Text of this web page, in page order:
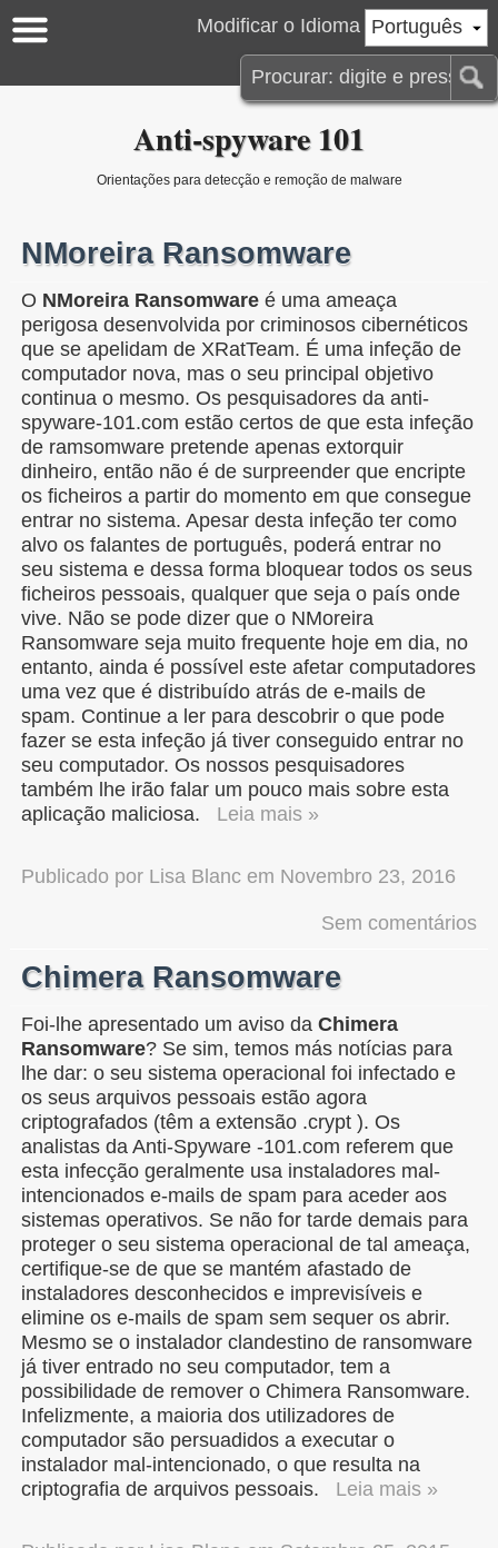
Português
Modificar o Idioma
Anti-spyware 101
Orientações para detecção e remoção de malware
NMoreira Ransomware
O NMoreira Ransomware é uma ameaça
perigosa desenvolvida por criminosos cibernéticos
que se apelidam de XRatTeam. É uma infeção de
computador nova, mas o seu principal objetivo
continua o mesmo. Os pesquisadores da anti-
spyware-101.com estão certos de que esta infeção
de ramsomware pretende apenas extorquir
dinheiro, então não é de surpreender que encripte
os ficheiros a partir do momento em que consegue
entrar no sistema. Apesar desta infeção ter como
alvo os falantes de português, poderá entrar no
seu sistema e dessa forma bloquear todos os seus
ficheiros pessoais, qualquer que seja o país onde
vive. Não se pode dizer que o NMoreira
Ransomware seja muito frequente hoje em dia, no
entanto, ainda é possível este afetar computadores
uma vez que é distribuído atrás de e-mails de
spam. Continue a ler para descobrir o que pode
fazer se esta infeção já tiver conseguido entrar no
seu computador. Os nossos pesquisadores
também lhe irão falar um pouco mais sobre esta
aplicação maliciosa.
Leia mais »
Publicado por Lisa Blanc em Novembro 23, 2016
Sem comentários
Chimera Ransomware
Foi-lhe apresentado um aviso da Chimera
Ransomware? Se sim, temos más notícias para
lhe dar: o seu sistema operacional foi infectado e
os seus arquivos pessoais estão agora
criptografados (têm a extensão .crypt ). Os
analistas da Anti-Spyware -101.com referem que
esta infecção geralmente usa instaladores mal-
intencionados e-mails de spam para aceder aos
sistemas operativos. Se não for tarde demais para
proteger o seu sistema operacional de tal ameaça,
certifique-se de que se mantém afastado de
instaladores desconhecidos e imprevisíveis e
elimine os e-mails de spam sem sequer os abrir.
Mesmo se o instalador clandestino de ransomware
já tiver entrado no seu computador, tem a
possibilidade de remover o Chimera Ransomware.
Infelizmente, a maioria dos utilizadores de
computador são persuadidos a executar o
instalador mal-intencionado, o que resulta na
criptografia de arquivos pessoais.
Leia mais »